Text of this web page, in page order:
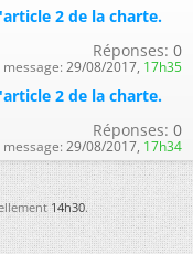
2 de la charte.
Réponses: 0
29/08/2017, 17h35
2 de la charte.
Réponses: 0
29/08/2017, 17h34
14h30.